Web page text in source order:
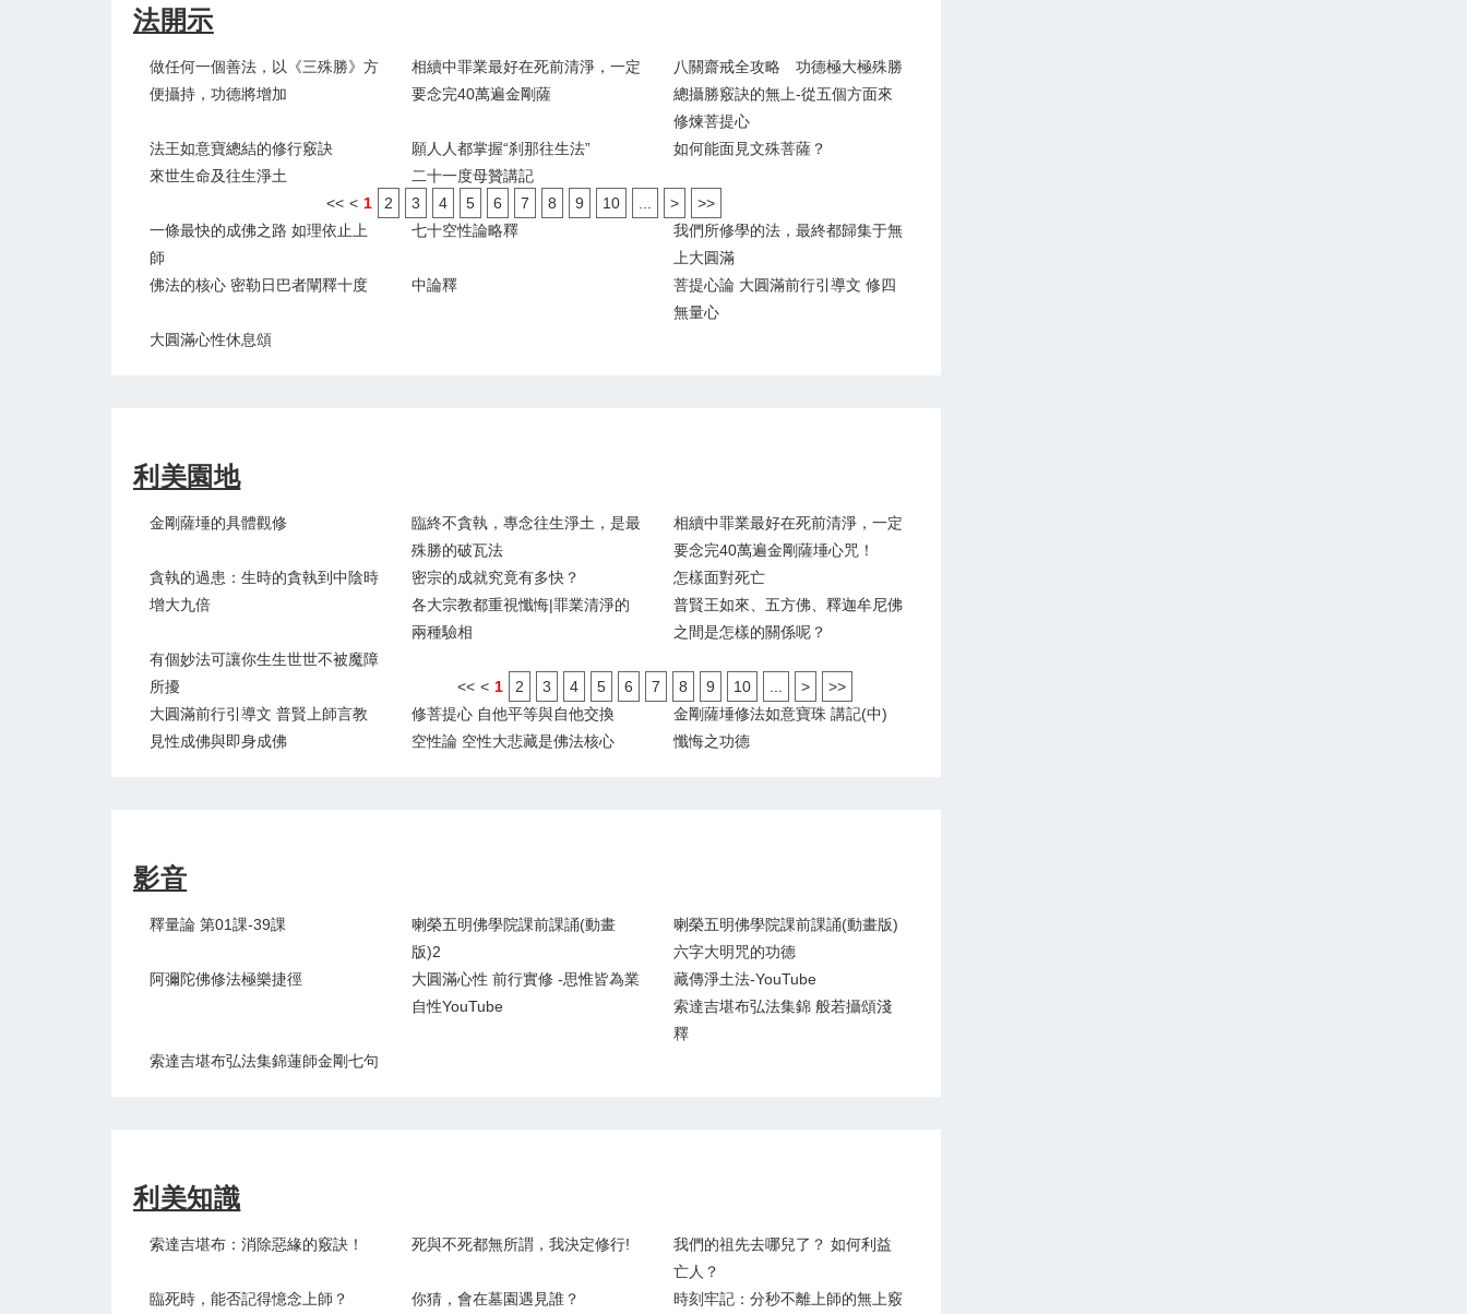
法開示
做任何一個善法，以《三殊勝》方
便攝持，功德將增加
相續中罪業最好在死前清淨，一定
要念完40萬遍金剛薩
八關齋戒全攻略 功德極大極殊勝
總攝勝竅訣的無上-從五個方面來
修煉菩提心
法王如意寶總結的修行竅訣
願人人都掌握“刹那往生法”
如何能面見文殊菩薩？
來世生命及往生淨土
二十一度母贊講記
<< < 1 2 3 4 5 6 7 8 9 10 >
>>
一條最快的成佛之路 如理依止上
師
七十空性論略釋
我們所修學的法，最終都歸集于無
上大圓滿
佛法的核心 密勒日巴者闡釋十度
中論釋
菩提心論 大圓滿前行引導文 修四
無量心
大圓滿心性休息頌
利美園地
金剛薩埵的具體觀修
臨終不貪執，專念往生淨土，是最
殊勝的破瓦法
相續中罪業最好在死前清淨，一定
要念完40萬遍金剛薩埵心咒！
貪執的過患：生時的貪執到中陰時
增大九倍
密宗的成就究竟有多快？
怎樣面對死亡
各大宗教都重視懺悔|罪業清淨的
兩種驗相
普賢王如來、五方佛、釋迦牟尼佛
之間是怎樣的關係呢？
有個妙法可讓你生生世世不被魔障
所擾
<< < 1 2 3 4 5 6 7 8 9 10 >
>>
大圓滿前行引導文 普賢上師言教
修菩提心 自他平等與自他交換
金剛薩埵修法如意寶珠 講記(中)
見性成佛與即身成佛
空性論 空性大悲藏是佛法核心 懺悔之功德
影音
釋量論 第01課-39課
喇榮五明佛學院課前課誦(動畫
版)2
喇榮五明佛學院課前課誦(動畫版)
六字大明咒的功德
阿彌陀佛修法極樂捷徑
大圓滿心性 前行實修 -思惟皆為業
自性youTube
藏傳淨土法-YouTube
索達吉堪布弘法集錦 般若攝頌淺
釋
索達吉堪布弘法集錦蓮師金剛七句
利美知識
索達吉堪布：消除惡緣的竅訣！ 死與不死都無所謂，我決定修行!
我們的祖先去哪兒了？ 如何利益
亡人？
臨死時，能否記得憶念上師？
你猜，會在墓園遇見誰？ 時刻牢記：分秒不離上師的無上竅